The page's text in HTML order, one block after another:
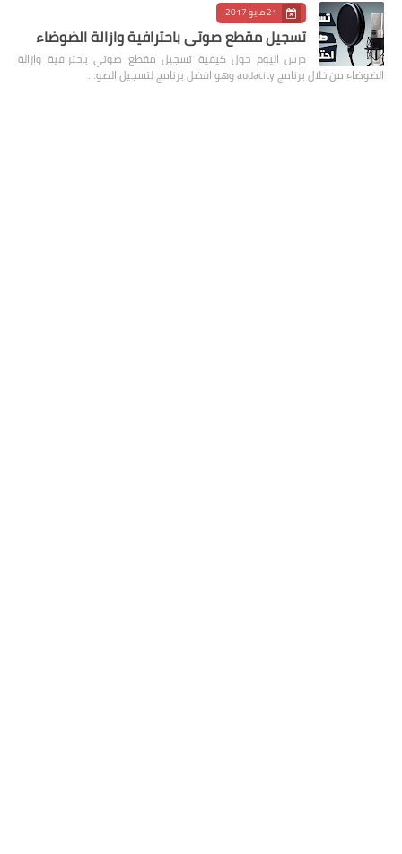
21 مايو 2017
تسجيل مقطع صوتي باحترافية وازالة الضوضاء
درس اليوم حول كيفية تسجيل مقطع صوتي باحترافية وازالة
الضوضاء من خلال برنامج audacity وهو افضل برنامج لتسجيل الصو…